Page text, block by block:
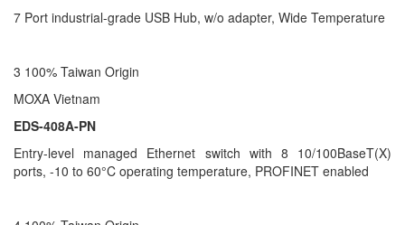
7 Port industrial-grade USB Hub, w/o adapter, Wide Temperature
3 100% Taiwan Origin
MOXA Vietnam
EDS-408A-PN
Entry-level managed Ethernet switch with 8 10/100BaseT(X)
ports, -10 to 60°C operating temperature, PROFINET enabled